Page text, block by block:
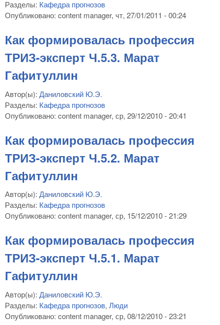
Разделы: Кафедра прогнозов
Опубликовано: content manager, чт, 27/01/2011 - 00:24
Как формировалась профессия
ТРИЗ-эксперт Ч.5.3. Марат
Гафитуллин
Автор(ы): Даниловский Ю.Э.
Разделы: Кафедра прогнозов
Опубликовано: content manager, ср, 29/12/2010 - 20:41
Как формировалась профессия
ТРИЗ-эксперт Ч.5.2. Марат
Гафитуллин
Автор(ы): Даниловский Ю.Э.
Разделы: Кафедра прогнозов
Опубликовано: content manager, ср, 15/12/2010 - 21:29
Как формировалась профессия
ТРИЗ-эксперт Ч.5.1. Марат
Гафитуллин
Автор(ы): Даниловский Ю.Э.
Разделы: Кафедра прогнозов, Люди
Опубликовано: content manager, ср, 08/12/2010 - 23:21